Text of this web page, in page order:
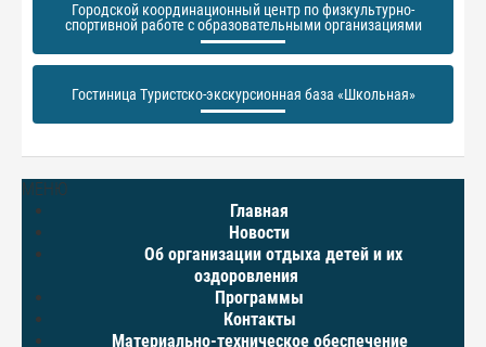
Городской координационный центр по физкультурно-
спортивной работе с образовательными организациями
Гостиница Туристско-экскурсионная база «Школьная»
МЕНЮ
Главная
Новости
Об организации отдыха детей и их
оздоровления
Программы
Контакты
Материально-техническое обеспечение